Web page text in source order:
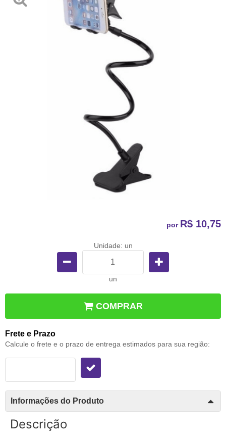
por R$ 10,75
Unidade: un
un
COMPRAR
Frete e Prazo
Calcule o frete e o prazo de entrega estimados para sua região:
Informações do Produto
Descrição